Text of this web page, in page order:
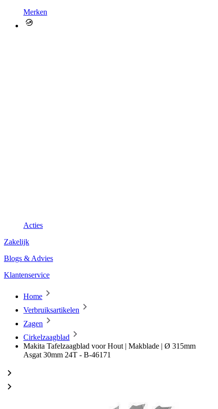
Merken
Acties
Zakelijk
Blogs & Advies
Klantenservice
Home
Verbruiksartikelen
Zagen
Cirkelzaagblad
Makita Tafelzaagblad voor Hout | Makblade | Ø 315mm
Asgat 30mm 24T - B-46171